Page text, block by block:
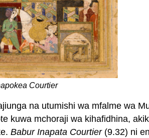
Courtier
na utumishi wa mfalme wa
kuwa mchoraji wa kihafidhina,
Babur Inapata Courtier(9.32) ni